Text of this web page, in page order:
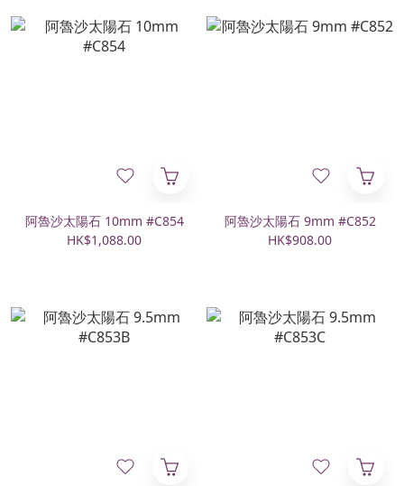
阿魯沙太陽石 10mm #C854
HK$1,088.00
阿魯沙太陽石 9mm #C852
HK$908.00